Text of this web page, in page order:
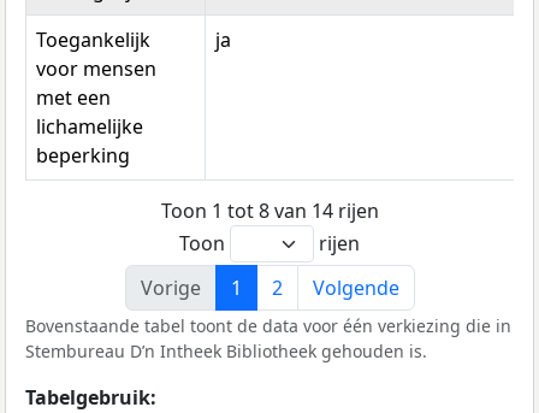
Toegankelijk
voor mensen
met een
lichamelijke
beperking
ja
Toon 1 tot 8 van 14 rijen
Toon
rijen
Vorige
1 2 Volgende
Bovenstaande tabel toont de data voor één verkiezing die in
Stembureau D’n Intheek Bibliotheek gehouden is.
Tabelgebruik: